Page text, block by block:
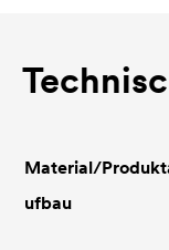
Material/
ufbau